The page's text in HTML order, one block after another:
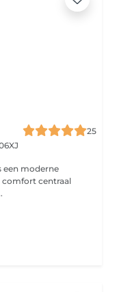
25
een moderne
comfort centraal